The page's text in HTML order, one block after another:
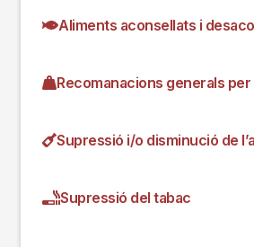
Aliments aconsellats i
Recomanacions generals
Supressió i/o disminució de
Supressió del tabac